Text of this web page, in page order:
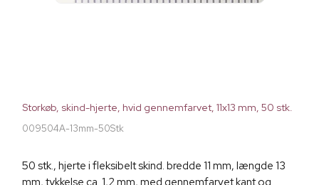
Storkøb, skind-hjerte, hvid gennemfarvet, 11x13 mm, 50 stk.
009504A-13mm-50Stk
50 stk., hjerte i fleksibelt skind. bredde 11 mm, længde 13